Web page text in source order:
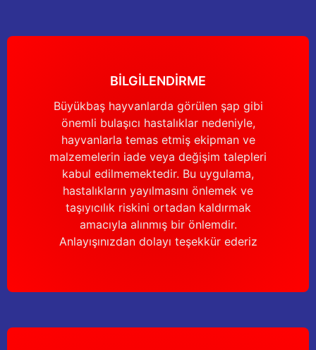
BİLGİLENDİRME
Büyükbaş hayvanlarda görülen şap gibi
önemli bulaşıcı hastalıklar nedeniyle,
hayvanlarla temas etmiş ekipman ve
malzemelerin iade veya değişim talepleri
kabul edilmemektedir. Bu uygulama,
hastalıkların yayılmasını önlemek ve
taşıyıcılık riskini ortadan kaldırmak
amacıyla alınmış bir önlemdir.
Anlayışınızdan dolayı teşekkür ederiz